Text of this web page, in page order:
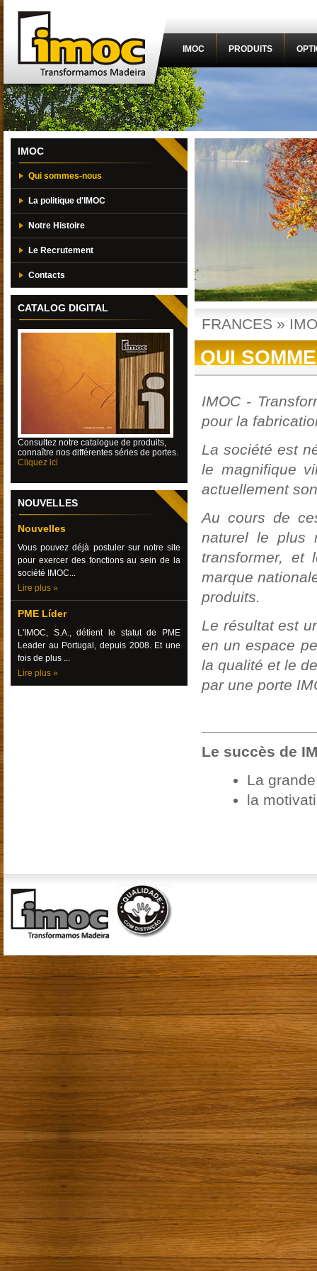
IMOC PRODUITS
IMOC
Qui sommes-nous
La politique d'IMOC
Notre Histoire
Le Recrutement
Contacts
CATALOG DIGITAL
Consultez notre catalogue de produits,
connaître nos différentes séries de portes.
Cliquez ici
NOUVELLES
Nouvelles
Vous pouvez déjà postuler sur notre site
pour exercer des fonctions au sein de la
société IMOC...
Lire plus »
PME Líder
L'IMOC, S.A., détient le statut de PME
Leader au Portugal, depuis 2008. Et une
fois de plus ...
Lire plus »
FRANCES »
QUI
IMOC -
pour la
La société est
le magnifique
actuellement
Au cours de
naturel le plus
transformer, et
marque
produits.
Le résultat est
en un espace
la qualité et le
par une porte
Le succès de
La
la